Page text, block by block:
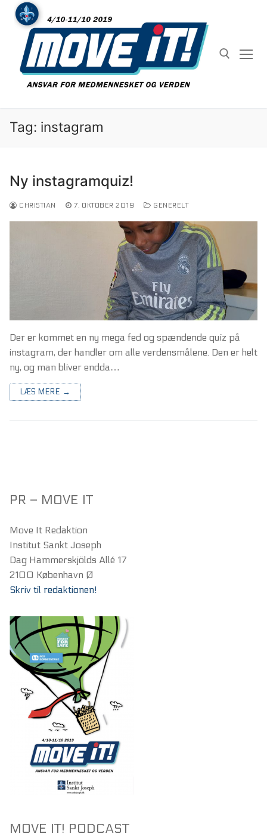
Spring
indhold
Tag: instagram
Ny instagram​quiz!
CHRISTIAN 7. OKTOBER 2019 GENERELT
Der er kommet en ny mega fed og spændende quiz på
instagram, der handler om alle verdensmålene. Den er helt
ny, og man bliver endda…
LÆS MERE →
PR – MOVE IT
Move It Redaktion
Institut Sankt Joseph
Dag Hammerskjölds Allé 17
2100 København Ø
Skriv til redaktionen!
MOVE IT! PODCAST